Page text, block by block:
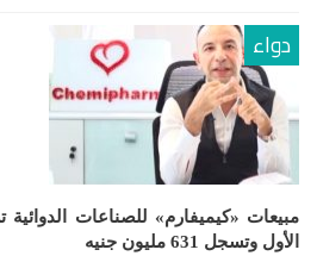
دواء
الأول وتسجل 631 مليون جنيه